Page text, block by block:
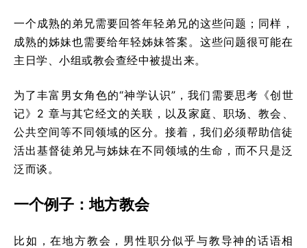
一个成熟的弟兄需要回答年轻弟兄的这些问题；同样，
成熟的姊妹也需要给年轻姊妹答案。这些问题很可能在
主日学、小组或教会查经中被提出来。
为了丰富男女角色的“神学认识”，我们需要思考《创世
记》2 章与其它经文的关联，以及家庭、职场、教会、
公共空间等不同领域的区分。接着，我们必须帮助信徒
活出基督徒弟兄与姊妹在不同领域的生命，而不只是泛
泛而谈。
一个例子：地方教会
比如，在地方教会，男性职分似乎与教导神的话语相